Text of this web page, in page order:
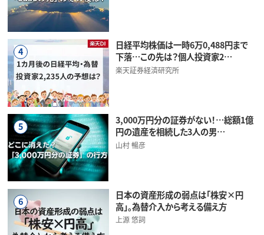
4
日経平均株価は一時6万0,488円まで
下落…この先は？個人投資家2…
楽天証券経済研究所
5
3,000万円分の証券がない！…総額1億
円の遺産を相続した3人の男…
山村 暢彦
6
日本の資産形成の弱点は「株安×円
高」。為替介入から考える備え方
上源 悠詞